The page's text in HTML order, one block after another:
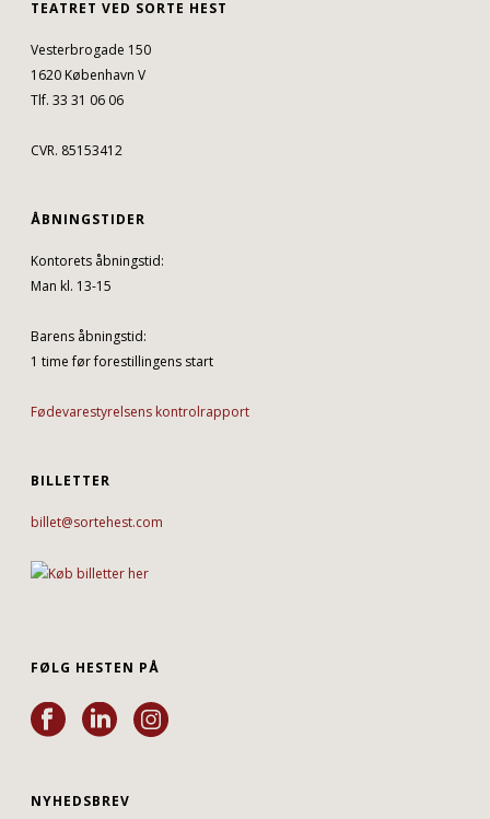
TEATRET VED SORTE HEST
Vesterbrogade 150
1620 København V
Tlf. 33 31 06 06
CVR. 85153412
ÅBNINGSTIDER
Kontorets åbningstid:
Man kl. 13-15
Barens åbningstid:
1 time før forestillingens start
Fødevarestyrelsens kontrolrapport
BILLETTER
billet@sortehest.com
FØLG HESTEN PÅ
NYHEDSBREV